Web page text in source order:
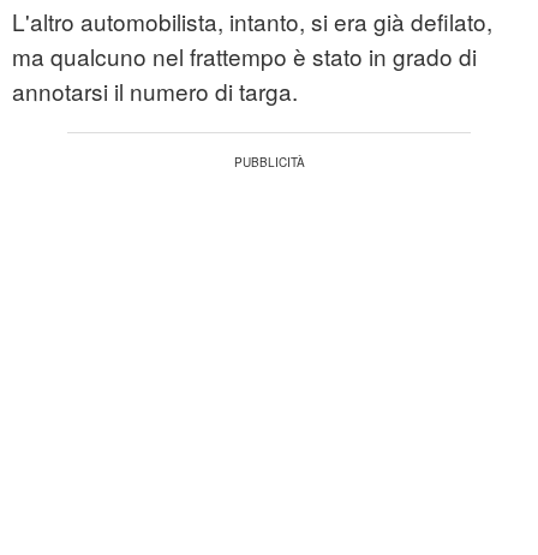
L'altro automobilista, intanto, si era già defilato,
ma qualcuno nel frattempo è stato in grado di
annotarsi il numero di targa.